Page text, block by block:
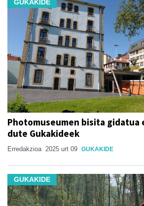
GUKAKIDE
Photomuseumen bisita gidatua
dute Gukakideek
Erredakzioa 2025 urt 09 GUKAKIDE
GUKAKIDE